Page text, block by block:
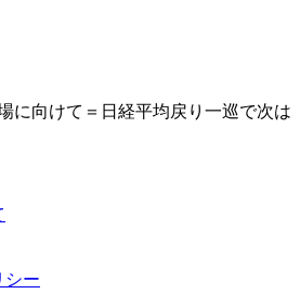
に向けて＝日経平均戻り一巡で次は
シー